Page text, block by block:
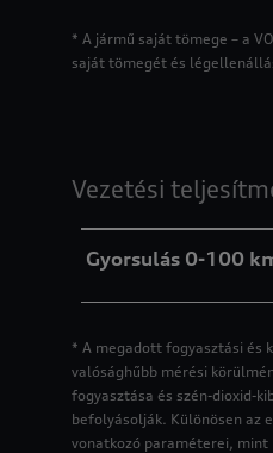
* A jármű saját tömege – a
saját tömegét és
Vezetési
Gyorsulás 0-100
* A megadott fogyasztási és
valósághűbb mérési
fogyasztása és szén-dioxid-
befolyásolják. Különösen az
vonatkozó paraméterei, mint